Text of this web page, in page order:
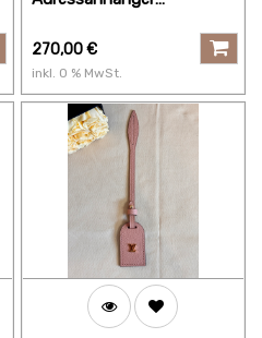
(Neuseeland)
270,00€
inkl. 0 % MwSt.